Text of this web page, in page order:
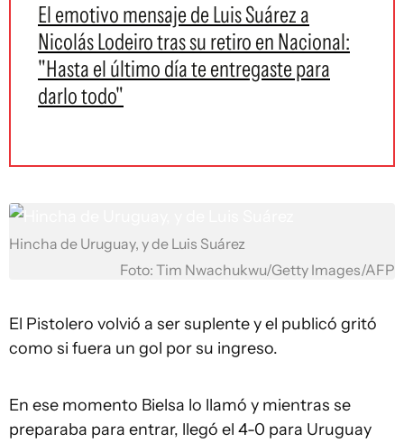
El emotivo mensaje de Luis Suárez a
Nicolás Lodeiro tras su retiro en Nacional:
"Hasta el último día te entregaste para
darlo todo"
Hincha de Uruguay, y de Luis Suárez
Foto: Tim Nwachukwu/Getty Images/AFP
El Pistolero volvió a ser suplente y el publicó gritó
como si fuera un gol por su ingreso.
En ese momento Bielsa lo llamó y mientras se
preparaba para entrar, llegó el 4-0 para Uruguay